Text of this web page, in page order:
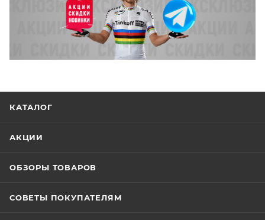
КАТАЛОГ
АКЦИИ
ОБЗОРЫ ТОВАРОВ
СОВЕТЫ ПОКУПАТЕЛЯМ